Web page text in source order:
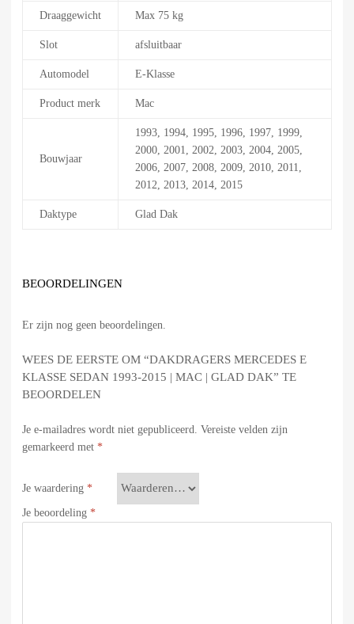
Draaggewicht Max 75 kg
Slot afsluitbaar
Automodel E-Klasse
Product merk Mac
Bouwjaar
1993, 1994, 1995, 1996, 1997, 1999,
2000, 2001, 2002, 2003, 2004, 2005,
2006, 2007, 2008, 2009, 2010, 2011,
2012, 2013, 2014, 2015
Daktype Glad Dak
BEOORDELINGEN
Er zijn nog geen beoordelingen.
WEES DE EERSTE OM “DAKDRAGERS MERCEDES E
KLASSE SEDAN 1993-2015 | MAC | GLAD DAK” TE
BEOORDELEN
Je e-mailadres wordt niet gepubliceerd. Vereiste velden zijn
gemarkeerd met *
Je waardering *
Je beoordeling *